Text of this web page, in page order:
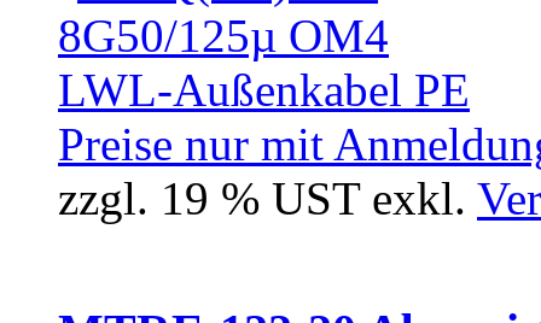
Preise nur mit
zzgl. 19 % UST exkl.